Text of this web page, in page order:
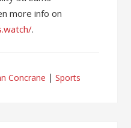
more info on
.
Concrane Sports